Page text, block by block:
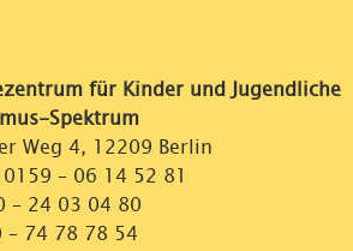
für Kinder und Jugendliche
Spektrum
Weg 4, 12209 Berlin
0159 – 06 14 52 81
– 24 03 04 80
– 74 78 78 54